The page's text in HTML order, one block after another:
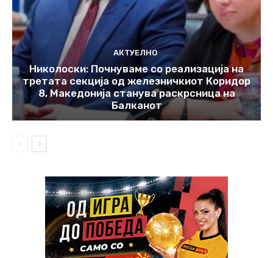
АКТУЕЛНО
Николоски: Почнуваме со реализација на
третата секција од железничкиот Коридор
8, Македонија станува раскрсница на
Балканот